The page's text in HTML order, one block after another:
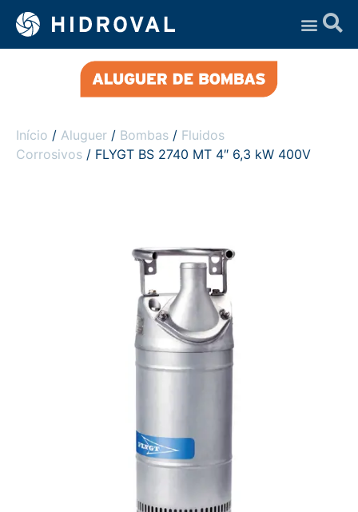
Início / Aluguer / Bombas / Fluidos
Corrosivos / FLYGT BS 2740 MT 4″ 6,3 kW 400V